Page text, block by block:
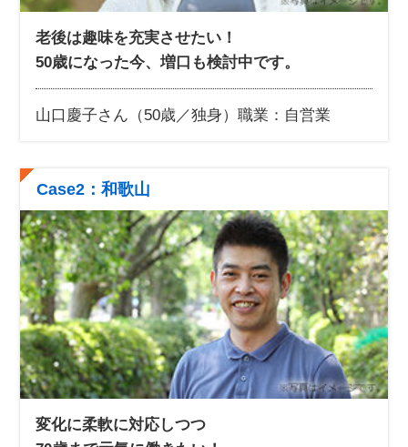
老後は趣味を充実させたい！
50歳になった今、増口も検討中です。
山口慶子さん（50歳／独身） 職業：自営業
Case2：和歌山
変化に柔軟に対応しつつ